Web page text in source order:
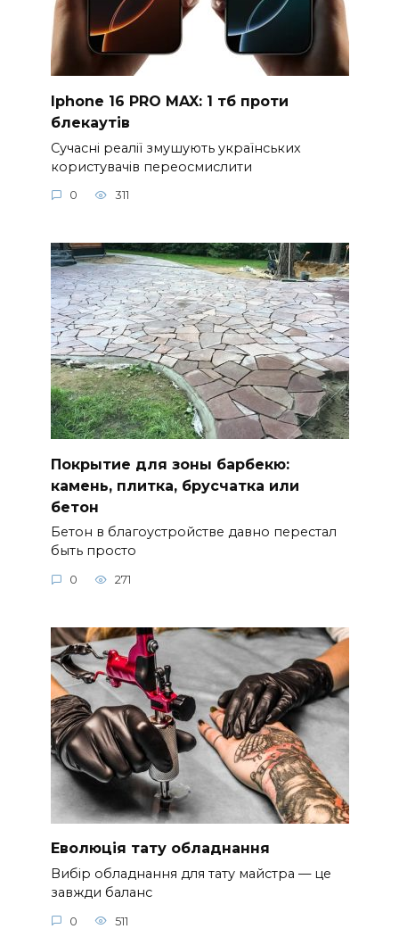
Iphone 16 PRO MAX: 1 тб проти
блекаутів
Сучасні реалії змушують українських
користувачів переосмислити
0 311
Покрытие для зоны барбекю:
камень, плитка, брусчатка или
бетон
Бетон в благоустройстве давно перестал
быть просто
0 271
Еволюція тату обладнання
Вибір обладнання для тату майстра — це
завжди баланс
0 511